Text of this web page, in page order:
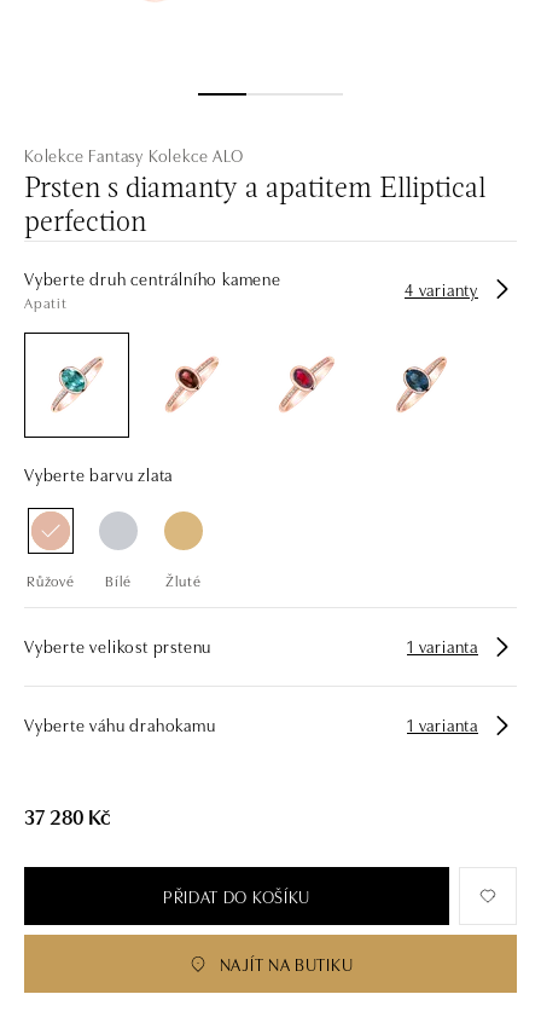
Kolekce Fantasy Kolekce ALO
Prsten s diamanty a apatitem Elliptical
perfection
Vyberte druh centrálního kamene
Apatit
4 varianty
Vyberte barvu zlata
Růžové Bílé Žluté
Vyberte velikost prstenu 1 varianta
Vyberte váhu drahokamu 1 varianta
37 280 Kč
PŘIDAT DO KOŠÍKU
NAJÍT NA BUTIKU